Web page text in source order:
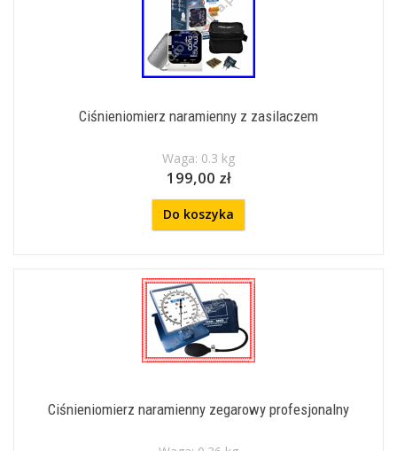
Ciśnieniomierz naramienny z zasilaczem
Waga: 0.3 kg
199,00 zł
Do koszyka
Ciśnieniomierz naramienny zegarowy profesjonalny